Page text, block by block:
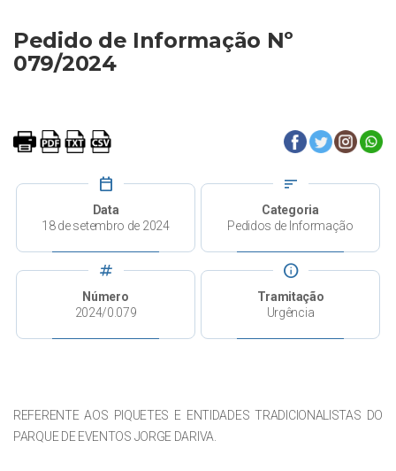
Pedido de Informação Nº
079/2024
calendar_today
Data
18 de setembro de 2024
sort
Categoria
Pedidos de Informação
tag
Número
2024/0.079
info
Tramitação
Urgência
REFERENTE AOS PIQUETES E ENTIDADES TRADICIONALISTAS DO
PARQUE DE EVENTOS JORGE DARIVA.